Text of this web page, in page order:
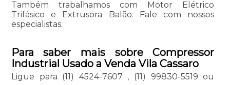
Também trabalhamos com Motor Elétrico
Trifásico e Extrusora Balão. Fale com nossos
especialistas.
Para saber mais sobre Compressor
Industrial Usado a Venda Vila Cassaro
Ligue para (11) 4524-7607 , (11) 99830-5519 ou